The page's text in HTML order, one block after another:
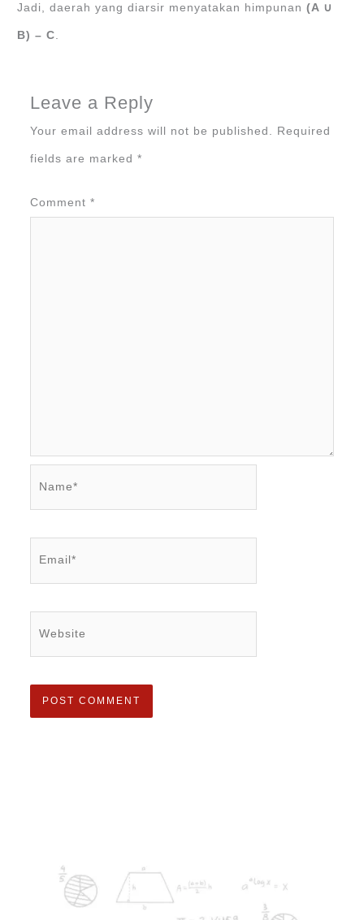
Jadi, daerah yang diarsir menyatakan himpunan(A ∪
B) – C
Leave a Reply
Your email address will not be published. Required
fields are marked *
Comment *